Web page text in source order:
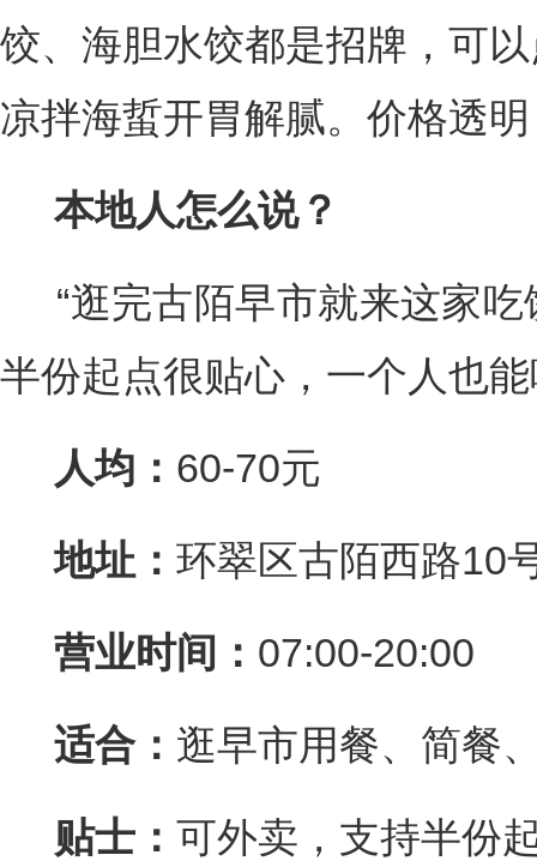
饺、海胆水饺都是招牌，可
凉拌海蜇开胃解腻。价格透
本地人怎么说？
“逛完古陌早市就来这家吃
半份起点很贴心，一个人也
人均： 60-70元
地址： 环翠区古陌西路10
营业时间： 07:00-20:00
适合： 逛早市用餐、简餐
贴士： 可外卖，支持半份